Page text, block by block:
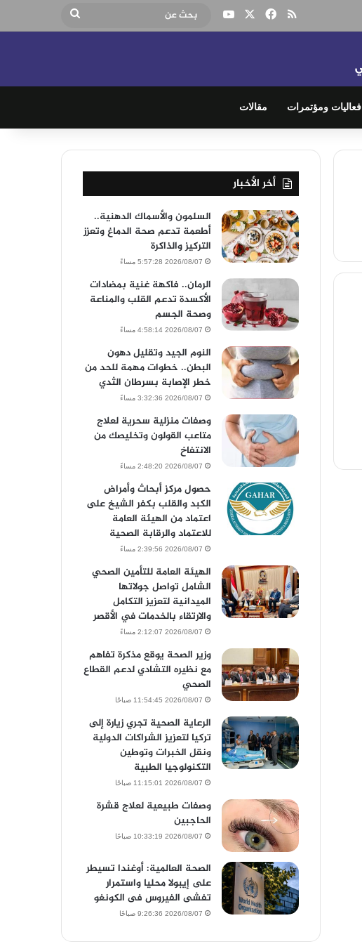
ملخص الموقع RSS
فيسبوك‫YouTube
بحث
فعاليات ومؤتمرات مقالات
أخر الأخبار
السلمون والأسماك الدهنية..
أطعمة تدعم صحة الدماغ وتعزز
التركيز والذاكرة
2026/08/07 5:57:28 مساءً
الرمان.. فاكهة غنية بمضادات
الأكسدة تدعم القلب والمناعة
وصحة الجسم
2026/08/07 4:58:14 مساءً
النوم الجيد وتقليل دهون
البطن.. خطوات مهمة للحد من
خطر الإصابة بسرطان الثدي
2026/08/07 3:32:36 مساءً
وصفات منزلية سحرية لعلاج
متاعب القولون وتخليصك من
الانتفاخ
2026/08/07 2:48:20 مساءً
حصول مركز أبحاث وأمراض
الكبد والقلب بكفر الشيخ على
اعتماد من الهيئة العامة
للاعتماد والرقابة الصحية
2026/08/07 2:39:56 مساءً
الهيئة العامة للتأمين الصحي
الشامل تواصل جولاتها
الميدانية لتعزيز التكامل
والارتقاء بالخدمات في الأقصر
2026/08/07 2:12:07 مساءً
وزير الصحة يوقع مذكرة تفاهم
مع نظيره التشادي لدعم القطاع
الصحي
2026/08/07 11:54:45 صباحًا
الرعاية الصحية تجري زيارة إلى
تركيا لتعزيز الشراكات الدولية
ونقل الخبرات وتوطين
التكنولوجيا الطبية
2026/08/07 11:15:01 صباحًا
وصفات طبيعية لعلاج قشرة
الحاجبين
2026/08/07 10:33:19 صباحًا
الصحة العالمية: أوغندا تسيطر
على إيبولا محليا واستمرار
تفشى الفيروس فى الكونغو
2026/08/07 9:26:36 صباحًا